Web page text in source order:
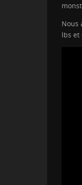
Nous
lbs et